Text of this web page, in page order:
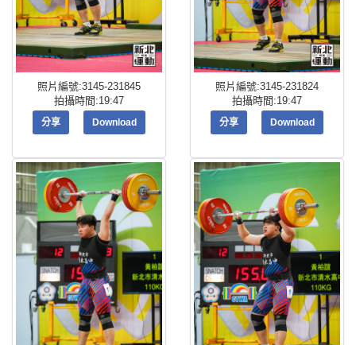
照片編號:3145-231845
拍攝時間:19:47
分享 Download
照片編號:3145-231824
拍攝時間:19:47
分享 Download